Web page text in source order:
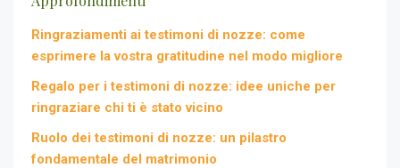
Ringraziamenti ai testimoni di nozze: come
esprimere la vostra gratitudine nel modo migliore
Regalo per i testimoni di nozze: idee uniche per
ringraziare chi ti è stato vicino
Ruolo dei testimoni di nozze: un pilastro
fondamentale del matrimonio